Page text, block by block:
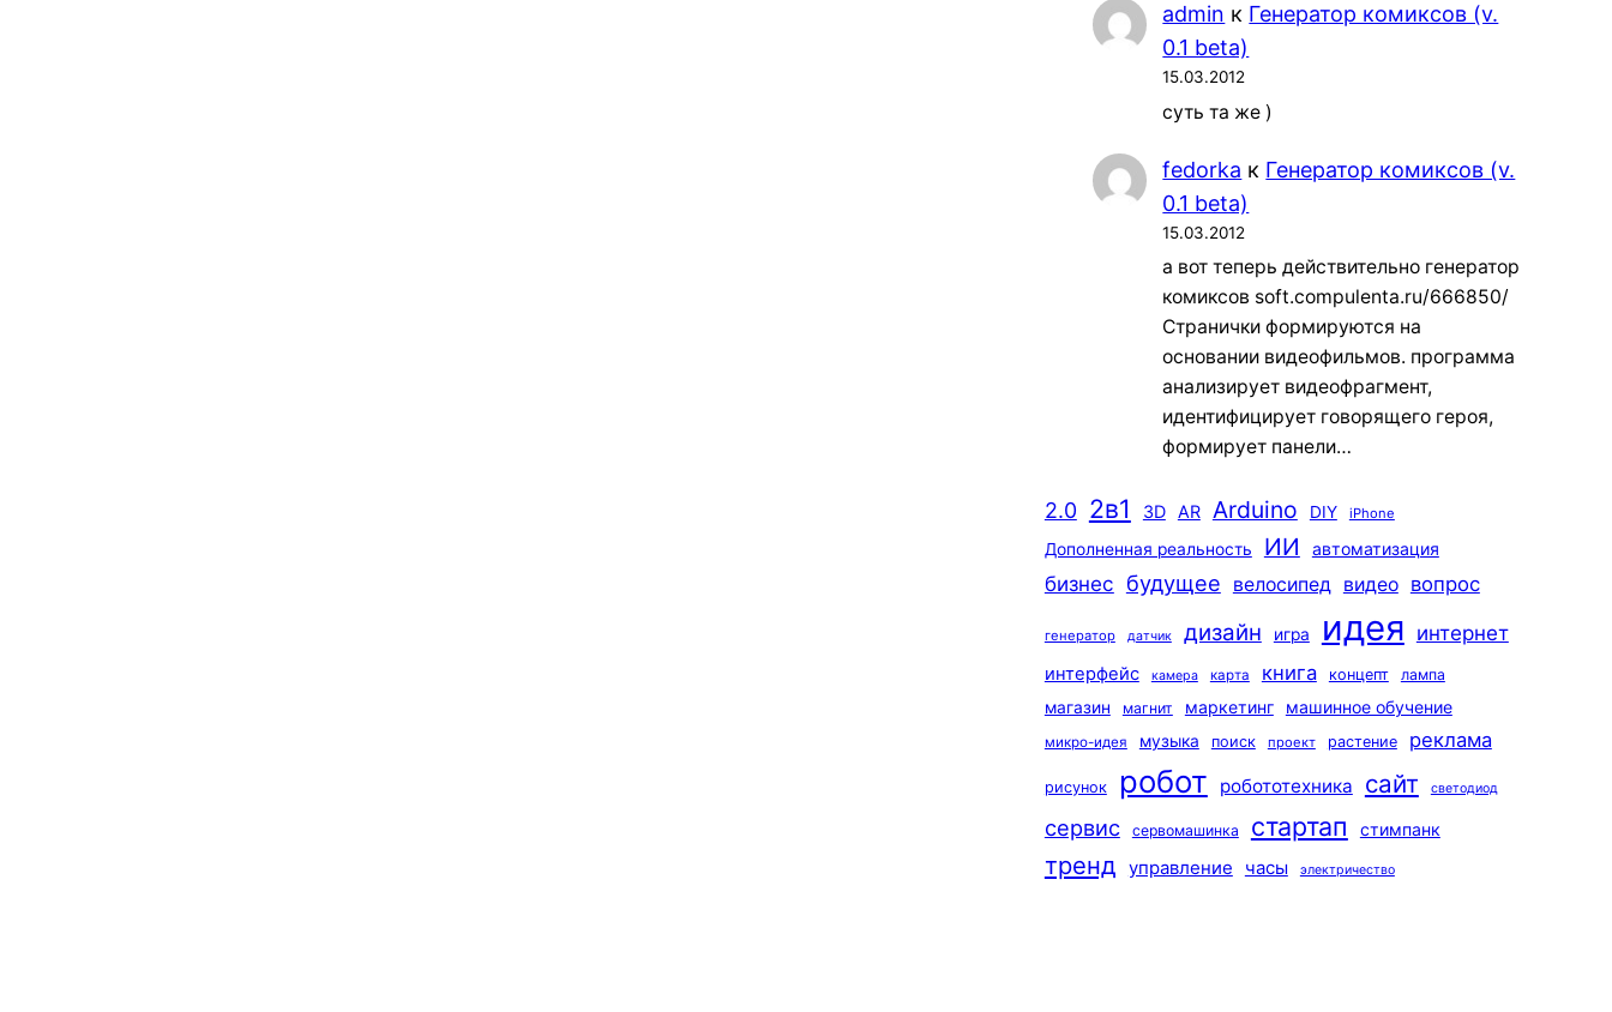
admin к Генератор комиксов (v.
0.1 beta)
15.03.2012
суть та же )
fedorka к Генератор комиксов (v.
0.1 beta)
15.03.2012
а вот теперь действительно генератор
комиксов soft.compulenta.ru/666850/
Странички формируются на
основании видеофильмов. программа
анализирует видеофрагмент,
идентифицирует говорящего героя,
формирует панели…
2.0 2в1 3D AR Arduino DIY iPhone
Дополненная реальность ИИ автоматизация
бизнес будущее велосипед видео вопрос
генератор датчик дизайн игра идея интернет
интерфейс камера карта книга концепт лампа
магазин магнит маркетинг машинное обучение
микро-идея музыка поиск проект растение реклама
рисунок робот робототехника сайт светодиод
сервис сервомашинка стартап стимпанк
тренд управление часы электричество